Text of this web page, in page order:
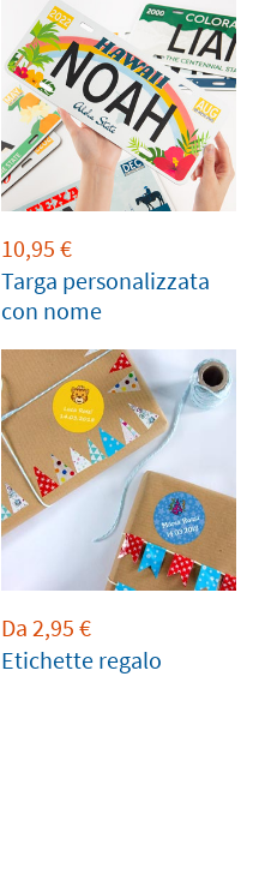
10,95 €
Targa personalizzata
con nome
Da 2,95 €
Etichette regalo